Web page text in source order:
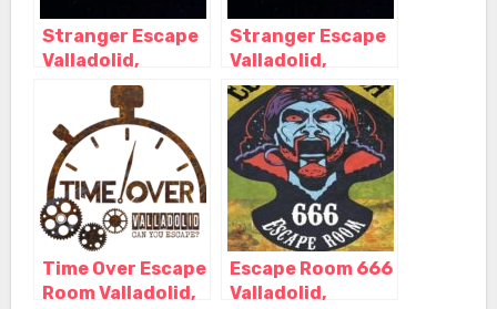
Stranger Escape
Valladolid,
Valladolid –
Castilla y León
Stranger Escape
Valladolid,
Valladolid –
Castilla y León
Time Over Escape
Room Valladolid,
Escape Room 666
Valladolid,